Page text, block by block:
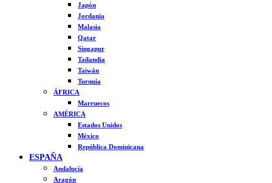
Japón
Jordania
Malasia
Qatar
Singapur
Tailandia
Taiwán
Turquía
ÁFRICA
Marruecos
AMÉRICA
Estados Unidos
México
República Dominicana
ESPAÑA
Andalucía
Aragón